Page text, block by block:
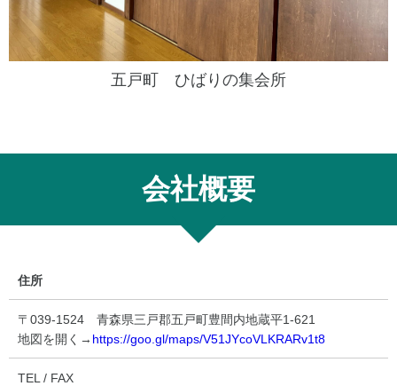
五戸町 ひばりの集会所
会社概要
住所
〒039-1524 青森県三戸郡五戸町豊間内地蔵平1-621
地図を開く→ https://goo.gl/maps/V51JYcoVLKRARv1t8
TEL / FAX